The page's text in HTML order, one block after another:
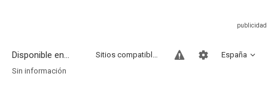
Disponible en... España
Sitios compatibles
Sin información